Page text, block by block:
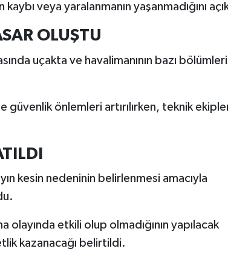
veya yaralanmanın yaşanmadığını
OLUŞTU
uçakta ve havalimanının bazı
güvenlik önlemleri artırılırken, teknik
kesin nedeninin belirlenmesi amacıyla
olayında etkili olup olmadığının yapılacak
kazanacağı belirtildi.